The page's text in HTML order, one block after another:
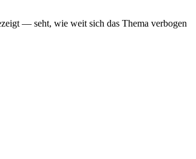
— seht, wie weit sich das Thema verbogen